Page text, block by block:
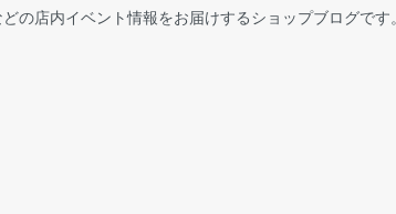
の店内イベント情報をお届けするショップブログです。